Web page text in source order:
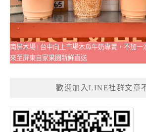
南屏木場 | 台中向上市場木瓜牛奶專賣，不加一
來至屏東自家果園新鮮直送
歡迎加入LINE社群文章